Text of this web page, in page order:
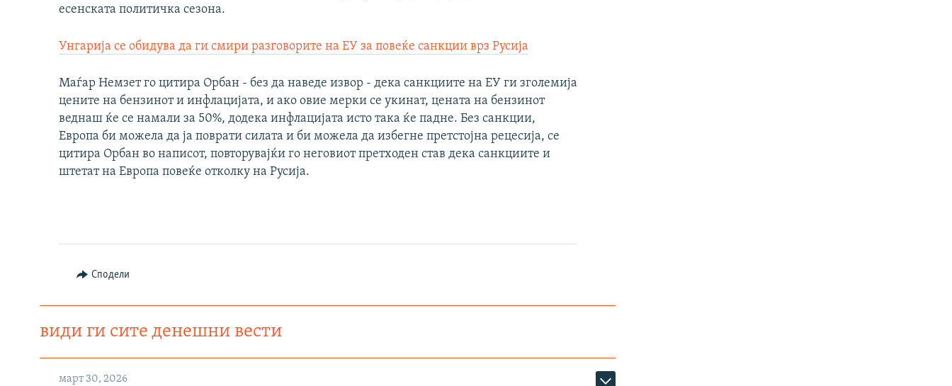
есенската политичка сезона.
Унгарија се обидува да ги смири разговорите на ЕУ за повеќе санкции врз Русија
Маѓар Немзет го цитира Орбан - без да наведе извор - дека санкциите на ЕУ ги зголемија
цените на бензинот и инфлацијата, и ако овие мерки се укинат, цената на бензинот
веднаш ќе се намали за 50%, додека инфлацијата исто така ќе падне. Без санкции,
Европа би можела да ја поврати силата и би можела да избегне претстојна рецесија, се
цитира Орбан во написот, повторувајќи го неговиот претходен став дека санкциите и
штетат на Европа повеќе отколку на Русија.
Сподели
види ги сите денешни вести
март 30, 2026